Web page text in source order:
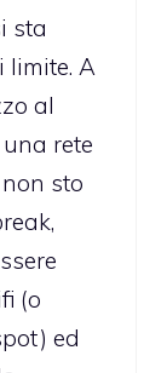
sta
limite. A
al
rete
sto
(o
ed